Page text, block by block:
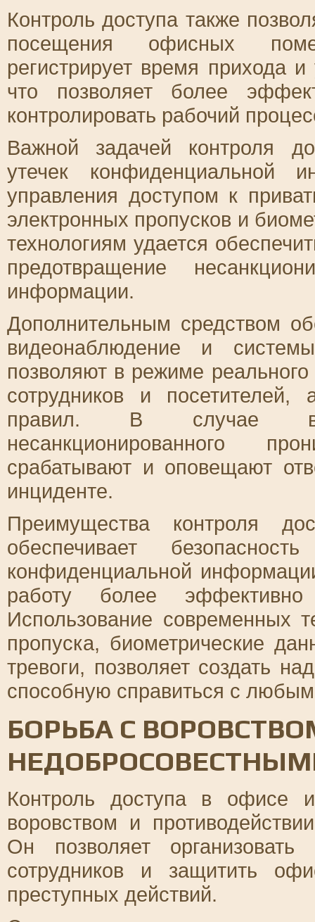
Контроль доступа также
посещения офисных
регистрирует время прихода
что позволяет более
контролировать рабочий
Важной задачей контроля
утечек конфиденциальной
управления доступом к
электронных пропусков и
технологиям удается
предотвращение
информации.
Дополнительным средством
видеонаблюдение и
позволяют в режиме
сотрудников и
правил. В случае
несанкционированного
срабатывают и оповещают
инциденте.
Преимущества контроля
обеспечивает
конфиденциальной
работу более
Использование современных
пропуска, биометрические
тревоги, позволяет создать
способную справиться с
БОРЬБА С
Контроль доступа в офисе
воровством и
Он позволяет
сотрудников и защитить
преступных действий.